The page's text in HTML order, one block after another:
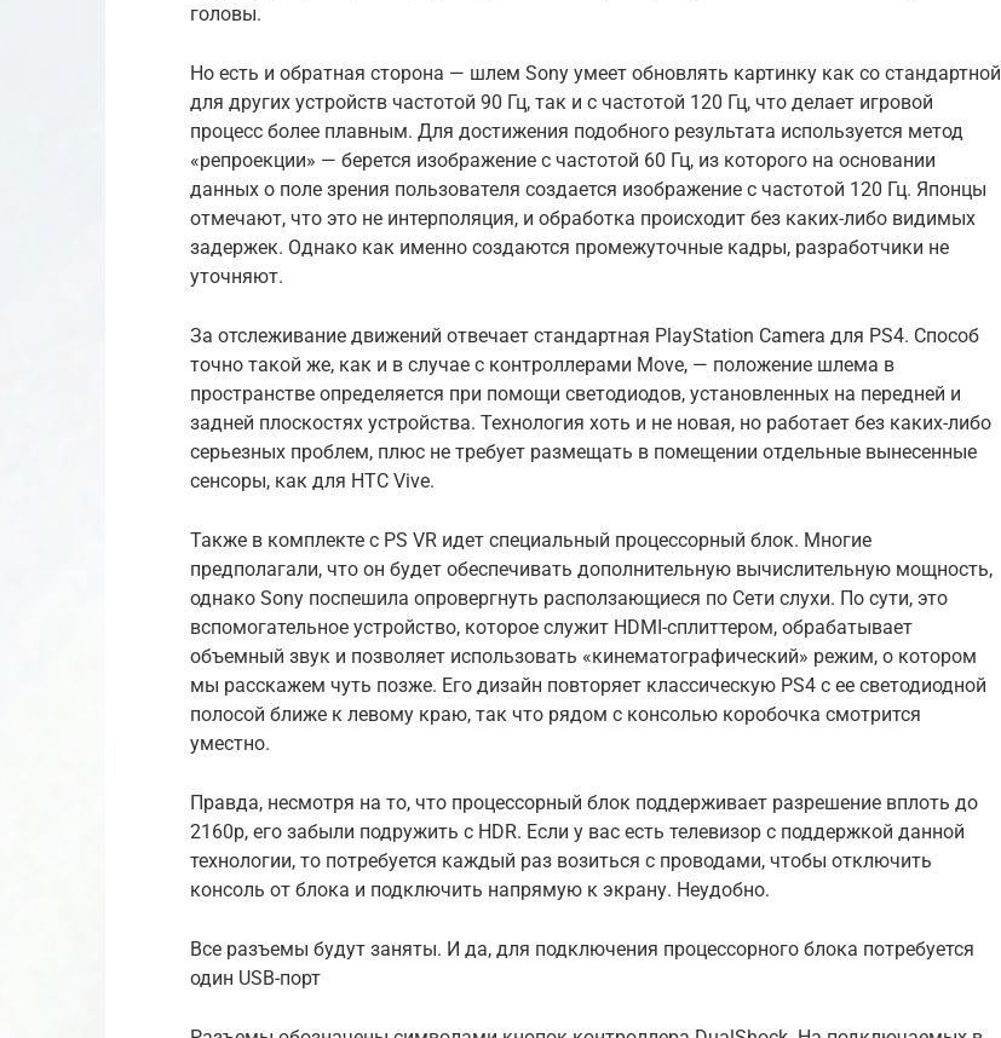
головы.
Но есть и обратная сторона — шлем Sony умеет обновлять картинку как со стандартной
для других устройств частотой 90 Гц, так и с частотой 120 Гц, что делает игровой
процесс более плавным. Для достижения подобного результата используется метод
«репроекции» — берется изображение с частотой 60 Гц, из которого на основании
данных о поле зрения пользователя создается изображение с частотой 120 Гц. Японцы
отмечают, что это не интерполяция, и обработка происходит без каких-либо видимых
задержек. Однако как именно создаются промежуточные кадры, разработчики не
уточняют.
За отслеживание движений отвечает стандартная PlayStation Camera для PS4. Способ
точно такой же, как и в случае с контроллерами Move, — положение шлема в
пространстве определяется при помощи светодиодов, установленных на передней и
задней плоскостях устройства. Технология хоть и не новая, но работает без каких-либо
серьезных проблем, плюс не требует размещать в помещении отдельные вынесенные
сенсоры, как для HTC Vive.
Также в комплекте с PS VR идет специальный процессорный блок. Многие
предполагали, что он будет обеспечивать дополнительную вычислительную мощность,
однако Sony поспешила опровергнуть расползающиеся по Сети слухи. По сути, это
вспомогательное устройство, которое служит HDMI-сплиттером, обрабатывает
объемный звук и позволяет использовать «кинематографический» режим, о котором
мы расскажем чуть позже. Его дизайн повторяет классическую PS4 с ее светодиодной
полосой ближе к левому краю, так что рядом с консолью коробочка смотрится
уместно.
Правда, несмотря на то, что процессорный блок поддерживает разрешение вплоть до
2160р, его забыли подружить с HDR. Если у вас есть телевизор с поддержкой данной
технологии, то потребуется каждый раз возиться с проводами, чтобы отключить
консоль от блока и подключить напрямую к экрану. Неудобно.
Все разъемы будут заняты. И да, для подключения процессорного блока потребуется
один USB-порт